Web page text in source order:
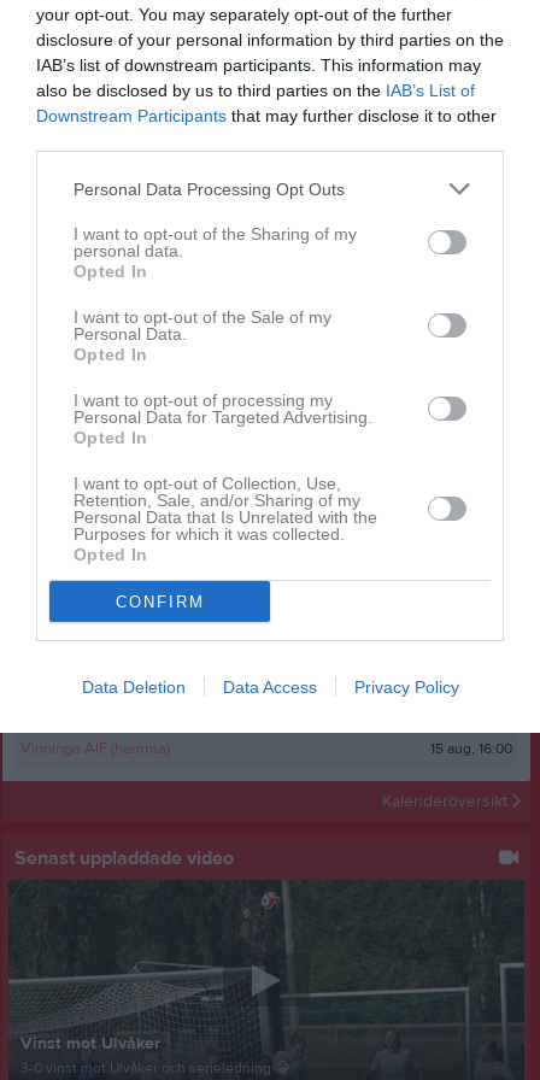
your opt-out. You may separately opt-out of the further
disclosure of your personal information by third parties on the
IAB’s list of downstream participants. This information may
also be disclosed by us to third parties on the IAB’s List of
Downstream Participants that may further disclose it to other
Personal Data Processing Opt Outs
I want to opt-out of the Sharing of my
personal data.
Opted In
I want to opt-out of the Sale of my
Personal Data.
Opted In
I want to opt-out of processing my
Personal Data for Targeted Advertising.
Opted In
I want to opt-out of Collection, Use,
Retention, Sale, and/or Sharing of my
Personal Data that Is Unrelated with the
Purposes for which it was collected.
Opted In
CONFIRM
Data Deletion Data Access Privacy Policy
trycker in 6-0 som också blir slutresultatet.
Sett till hela matchen gör vi en fin insats där vi kombinerar vårat
fina passningsspel med några djupledsbollar. Defensiven är stabil
och vi släpper inte fram Jula till några farligheter.
En fin laginsats där alla ska plussas för sina fina insatser.
Ass. Tränare
Dela Tweeta
Kommentera
På gång Kalender
Vinninga AIF (hemma) 15 aug, 16:00
Kalenderöversikt
Senast uppladdade video
Vinst mot Ulvåker
3-0 vinst mot Ulvåker och serieledning 😁